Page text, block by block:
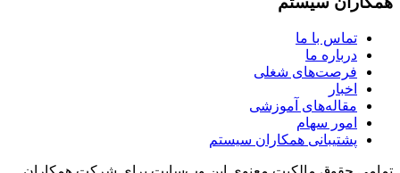
تماس با ما
درباره ما
فرصت‌های شغلی
اخبار
مقاله‌های آموزشی
امور سهام
پشتیبانی همکاران سیستم